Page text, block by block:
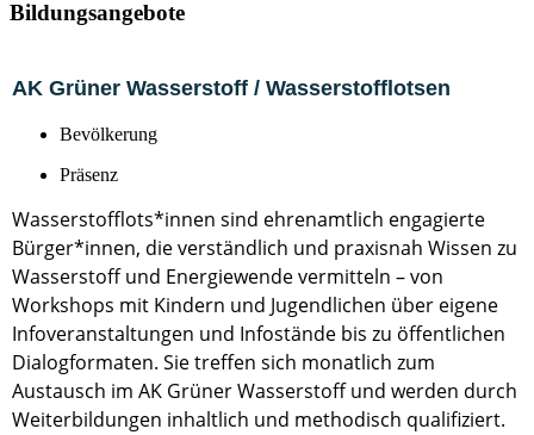
Bildungsangebote
AK Grüner Wasserstoff / Wasserstofflotsen
Bevölkerung
Präsenz
Wasserstofflots*innen sind ehrenamtlich engagierte
Bürger*innen, die verständlich und praxisnah Wissen zu
Wasserstoff und Energiewende vermitteln – von
Workshops mit Kindern und Jugendlichen über eigene
Infoveranstaltungen und Infostände bis zu öffentlichen
Dialogformaten. Sie treffen sich monatlich zum
Austausch im AK Grüner Wasserstoff und werden durch
Weiterbildungen inhaltlich und methodisch qualifiziert.